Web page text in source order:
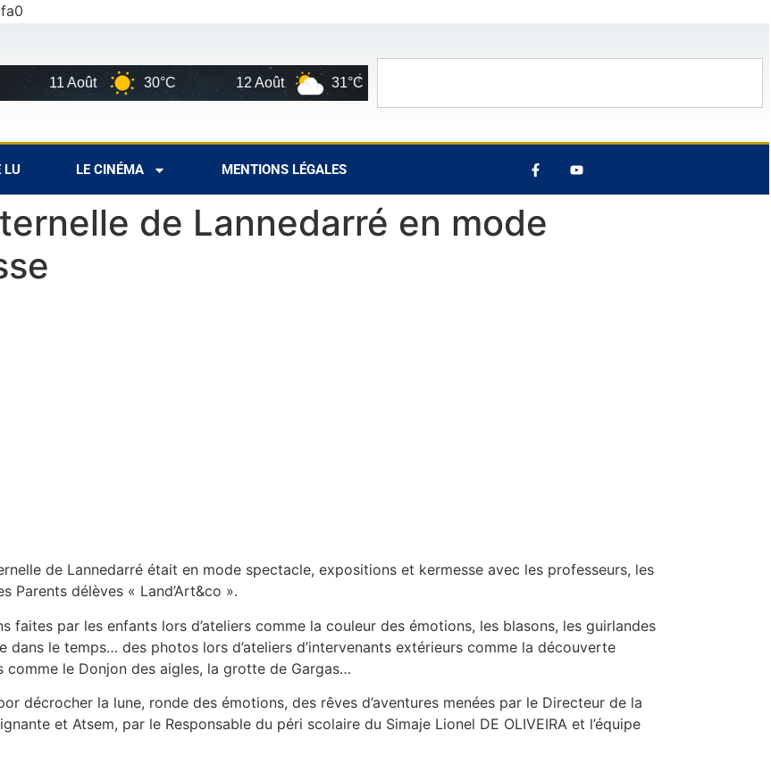
11 Août 30°C 12 Août 31°C
LU LE CINÉMA MENTIONS LÉGALES
de Lannedarré en mode
de Lannedarré était en mode spectacle, expositions et kermesse avec les professeurs, les
Parents délèves « Land’Art&co ».
par les enfants lors d’ateliers comme la couleur des émotions, les blasons, les guirlandes
dans le temps… des photos lors d’ateliers d’intervenants extérieurs comme la découverte
le Donjon des aigles, la grotte de Gargas…
décrocher la lune, ronde des émotions, des rêves d’aventures menées par le Directeur de la
et Atsem, par le Responsable du péri scolaire du Simaje Lionel DE OLIVEIRA et l’équipe